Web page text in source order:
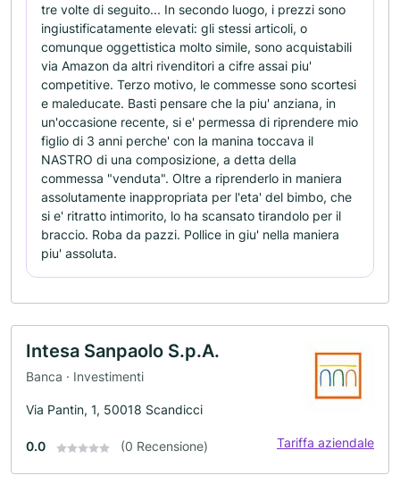
tre volte di seguito... In secondo luogo, i prezzi sono
ingiustificatamente elevati: gli stessi articoli, o
comunque oggettistica molto simile, sono acquistabili
via Amazon da altri rivenditori a cifre assai piu'
competitive. Terzo motivo, le commesse sono scortesi
e maleducate. Basti pensare che la piu' anziana, in
un'occasione recente, si e' permessa di riprendere mio
figlio di 3 anni perche' con la manina toccava il
NASTRO di una composizione, a detta della
commessa "venduta". Oltre a riprenderlo in maniera
assolutamente inappropriata per l'eta' del bimbo, che
si e' ritratto intimorito, lo ha scansato tirandolo per il
braccio. Roba da pazzi. Pollice in giu' nella maniera
piu' assoluta.
Intesa Sanpaolo S.p.A.
Banca · Investimenti
Via Pantin, 1, 50018 Scandicci
0.0 (0 Recensione) Tariffa aziendale